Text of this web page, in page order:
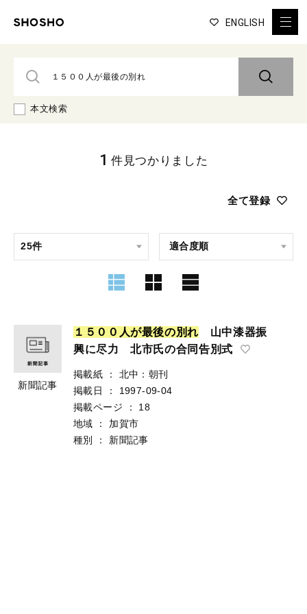
ENGLISH
本文検索
全て登録
1 件見つかりました
新聞記事
１ ５ ０ ０ 人が最後の別れ 山中漆器振
興に尽力 北市氏の合同告別式
掲載紙 ：
北中：朝刊
掲載日
：
1997-09-04
掲載ページ
：
18
地域
：
加賀市
種別
： 新聞記事